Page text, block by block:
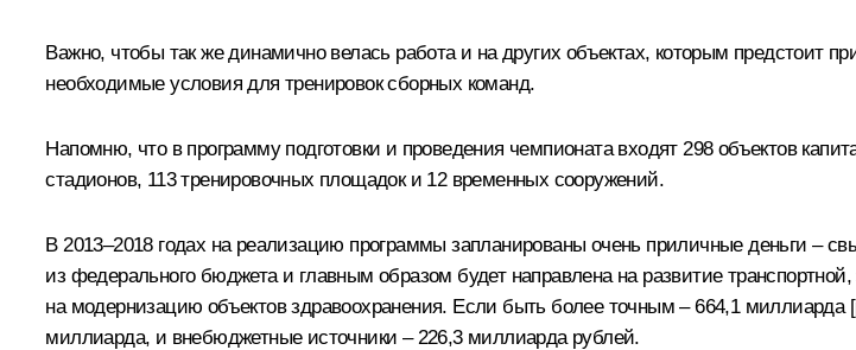
Важно, чтобы так же динамично велась работа и на других объектах, которым предстоит
необходимые условия для тренировок сборных команд.
Напомню, что в программу подготовки и проведения чемпионата входят 298 объектов
стадионов, 113 тренировочных площадок и 12 временных сооружений.
В 2013–2018 годах на реализацию программы запланированы очень приличные деньги –
из федерального бюджета и главным образом будет направлена на развитие
на модернизацию объектов здравоохранения. Если быть более точным – 664,1
миллиарда, и внебюджетные источники – 226,3 миллиарда рублей.